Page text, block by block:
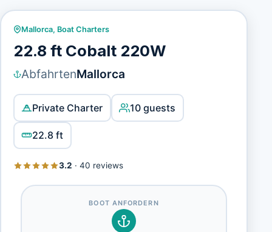
Mallorca, Boat Charters
22.8 ft Cobalt 220W
AbfahrtenMallorca
Private Charter 10 guests
22.8 ft
3.2 · 40 reviews
BOOT ANFORDERN